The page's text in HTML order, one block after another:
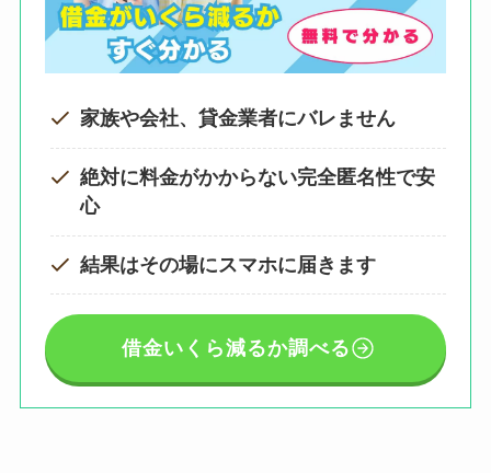
家族や会社、貸金業者にバレません
絶対に料金がかからない完全匿名性で安
心
結果はその場にスマホに届きます
借金いくら減るか調べる